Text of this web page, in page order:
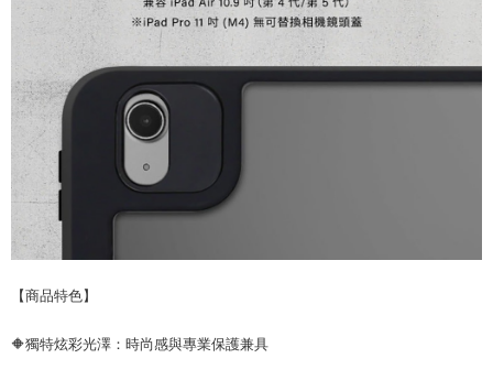
【商品特色】
🔶獨特炫彩光澤：時尚感與專業保護兼具